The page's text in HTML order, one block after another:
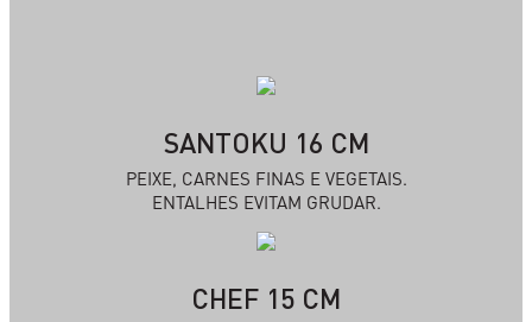
SANTOKU 16 CM
PEIXE, CARNES FINAS E VEGETAIS.
ENTALHES EVITAM GRUDAR.
CHEF 15 CM